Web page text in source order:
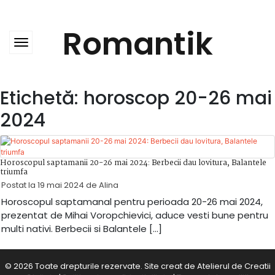
Romantik
Etichetă: horoscop 20-26 mai
2024
Horoscopul saptamanii 20-26 mai 2024: Berbecii dau lovitura, Balantele
triumfa
Postat la 19 mai 2024 de Alina
Horoscopul saptamanal pentru perioada 20-26 mai 2024,
prezentat de Mihai Voropchievici, aduce vesti bune pentru
multi nativi. Berbecii si Balantele […]
© 2026 Toate drepturile rezervate. Site creat de Atelierul de Creatii